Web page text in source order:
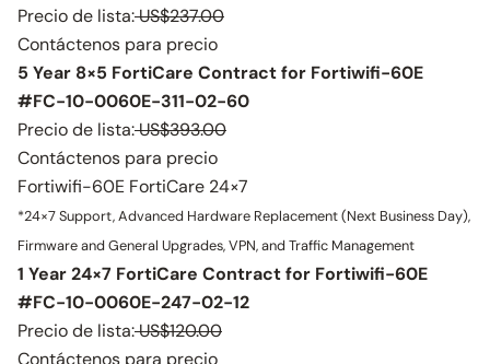
Precio de lista:US$237.00
Contáctenos para precio
5 Year 8×5 FortiCare Contract for Fortiwifi-60E
#FC-10-0060E-311-02-60
Precio de lista:US$393.00
Contáctenos para precio
Fortiwifi-60E FortiCare 24×7
*24×7 Support, Advanced Hardware Replacement (Next Business Day),
Firmware and General Upgrades, VPN, and Traffic Management
1 Year 24×7 FortiCare Contract for Fortiwifi-60E
#FC-10-0060E-247-02-12
Precio de lista:US$120.00
Contáctenos para precio